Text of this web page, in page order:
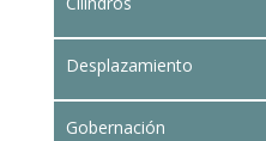
Desplazamiento
Gobernación